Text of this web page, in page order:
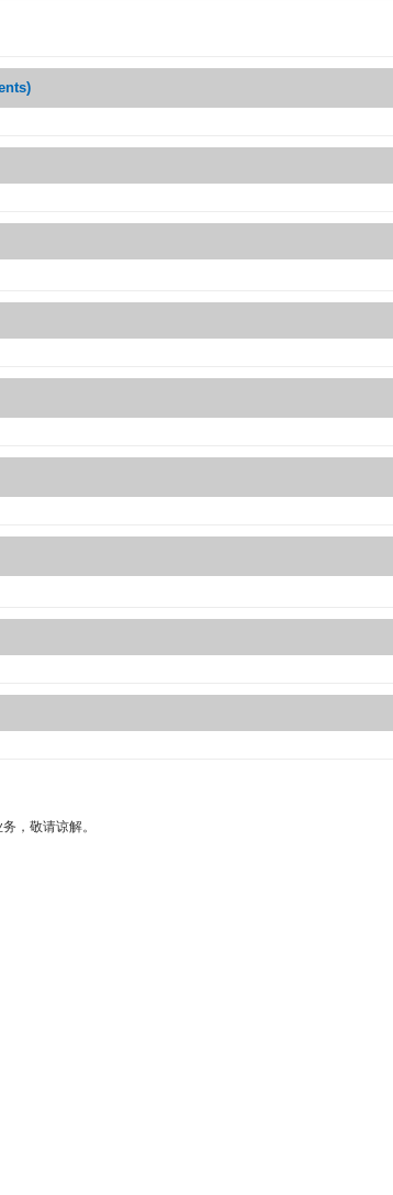
，敬请谅解。